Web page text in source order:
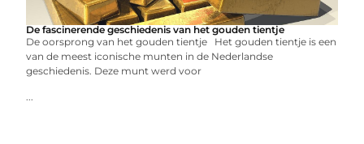
De fascinerende geschiedenis van het gouden tientje
De oorsprong van het gouden tientje Het gouden tientje is een
van de meest iconische munten in de Nederlandse
geschiedenis. Deze munt werd voor
...